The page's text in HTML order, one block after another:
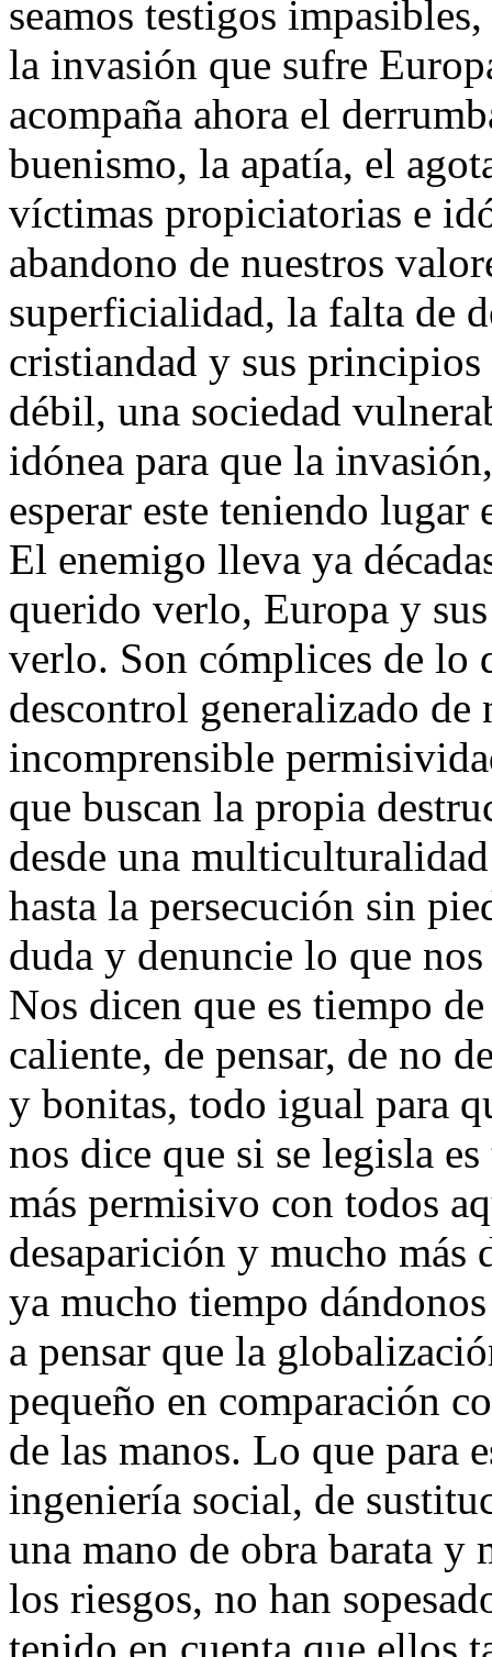
seamos testigos
la invasión que sufre
acompaña ahora el
buenismo, la apatía, el
víctimas propiciatorias e
abandono de nuestros
superficialidad, la falta de
cristiandad y sus principios
débil, una sociedad
idónea para que la
esperar este teniendo lugar
El enemigo lleva ya
querido verlo, Europa y
verlo. Son cómplices de lo
descontrol generalizado de
incomprensible
que buscan la propia
desde una
hasta la persecución sin
duda y denuncie lo que nos
Nos dicen que es tiempo
caliente, de pensar, de no
y bonitas, todo igual para
nos dice que si se legisla
más permisivo con todos
desaparición y mucho más
ya mucho tiempo
a pensar que la
pequeño en comparación
de las manos. Lo que para
ingeniería social, de
una mano de obra barata y
los riesgos, no han